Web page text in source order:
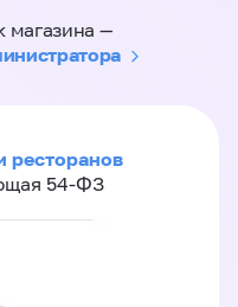
магазина —
ресторанов
54-ФЗ